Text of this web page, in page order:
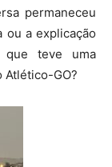
permaneceu
ou a explicação
que teve uma
Atlético-GO?